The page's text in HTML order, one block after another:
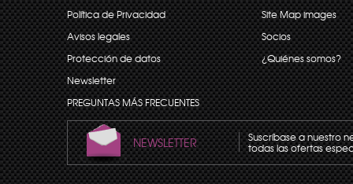
Política de Privacidad
Avisos legales
Protección de datos
Newsletter
PREGUNTAS MÁS FRECUENTES
Site Map images
Socios
¿Quiénes somos?
NEWSLETTER Suscríbase a nuestro
todas las ofertas